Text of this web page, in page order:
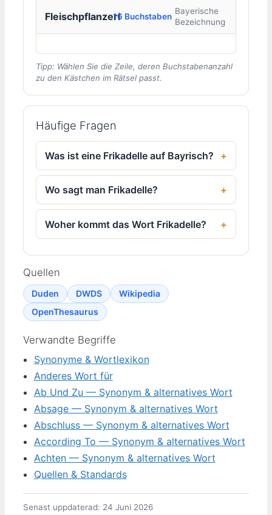
Fleischpflanzerl16 Buchstaben
Bayerische
Bezeichnung
Tipp: Wählen Sie die Zeile, deren Buchstabenanzahl
zu den Kästchen im Rätsel passt.
Häufige Fragen
Was ist eine Frikadelle auf Bayrisch?
Wo sagt man Frikadelle?
Woher kommt das Wort Frikadelle?
Quellen
Duden DWDS
Wikipedia
OpenThesaurus
Verwandte Begriffe
Synonyme & Wortlexikon
Anderes Wort für
Ab Und Zu — Synonym & alternatives Wort
Absage — Synonym & alternatives Wort
Abschluss — Synonym & alternatives Wort
According To — Synonym & alternatives Wort
Achten — Synonym & alternatives Wort
Quellen & Standards
Senast uppdaterad: 24 Juni 2026